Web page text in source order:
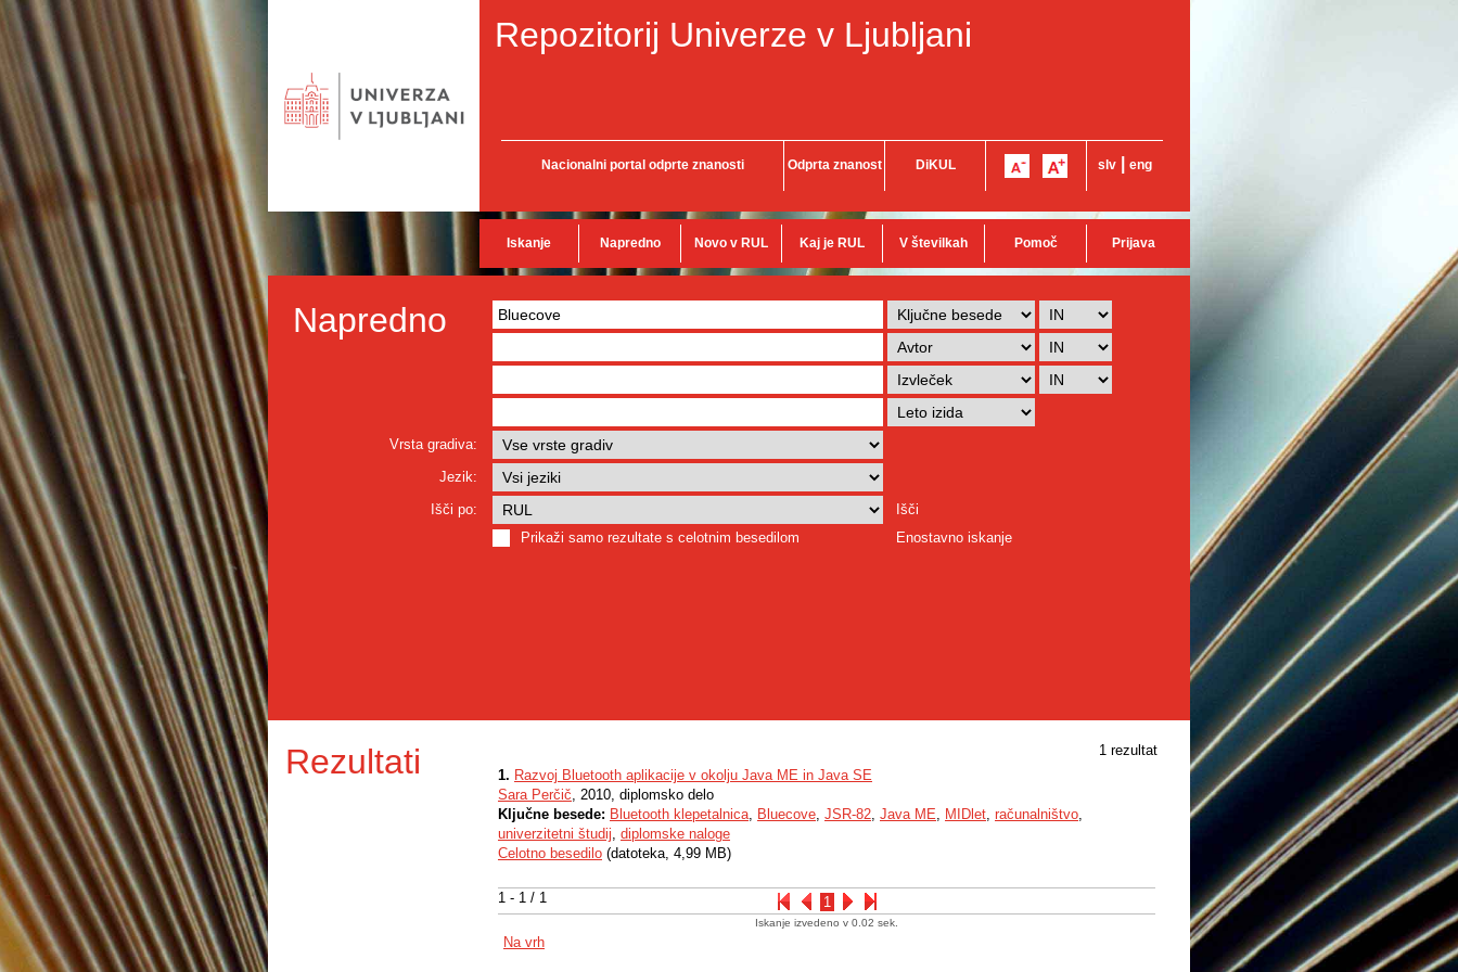
Repozitorij Univerze v Ljubljani
Nacionalni portal odprte znanosti Odprta znanost DiKUL slv eng
Iskanje Napredno Novo v RUL Kaj je RUL V številkah Pomoč Prijava
Napredno
Vrsta gradiva:
Jezik:
Išči po:
Išči
Prikaži samo rezultate s celotnim besedilom
Enostavno iskanje
Rezultati 1 rezultat
1 - 1 / 1 1
1. Razvoj Bluetooth aplikacije v okolju Java ME in Java SE
Sara Perčič, 2010, diplomsko delo
Ključne besede: Bluetooth klepetalnica, Bluecove, JSR-82, Java ME, MIDlet, računalništvo,
univerzitetni študij, diplomske naloge
Celotno besedilo (datoteka, 4,99 MB)
Iskanje izvedeno v 0.02 sek.
Na vrh